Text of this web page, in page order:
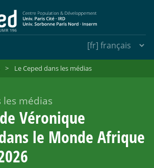
> Le Ceped dans les médias
les médias
Véronique
le Monde Afrique